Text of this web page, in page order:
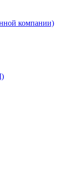
компании)